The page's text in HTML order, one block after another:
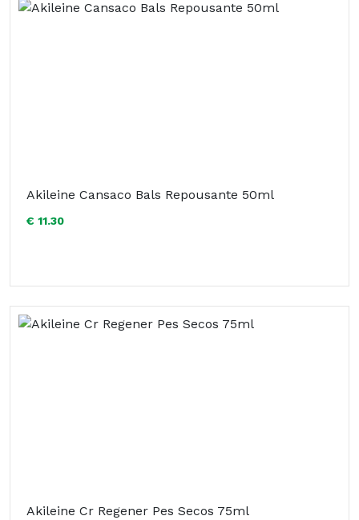
Akileine Cansaco Bals Repousante 50ml
€ 11.30
Akileine Cr Regener Pes Secos 75ml